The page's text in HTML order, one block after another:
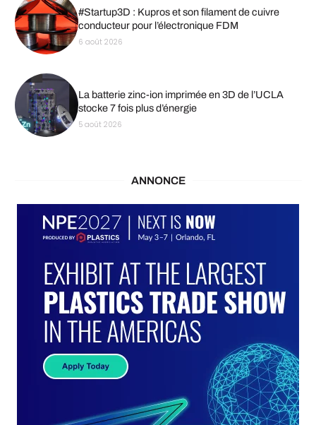
#Startup3D : Kupros et son filament de cuivre
conducteur pour l’électronique FDM
6 août 2026
La batterie zinc-ion imprimée en 3D de l’UCLA
stocke 7 fois plus d’énergie
5 août 2026
ANNONCE